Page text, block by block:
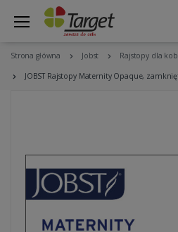
Strona główna Jobst Rajstopy dla
JOBST Rajstopy Maternity Opaque,